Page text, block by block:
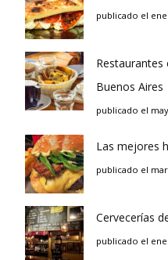
publicado el
Restaurantes
Buenos Aires
publicado el
Las mejores
publicado el
Cervecerías
publicado el